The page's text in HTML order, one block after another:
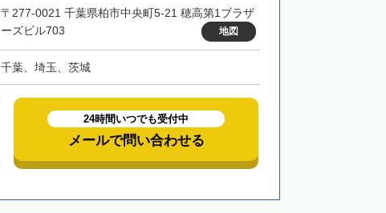
〒277-0021 千葉県柏市中央町5-21 穂高第1ブラザ
ーズビル703
地図
千葉、埼玉、茨城
24時間いつでも受付中
メールで問い合わせる